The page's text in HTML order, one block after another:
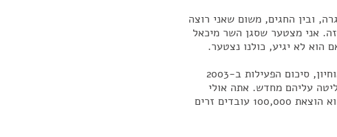
ובין החגים, משום שאני רוצה
אני מצטער שסגן השר מיכאל
הוא לא יגיע, כולנו נצטער.
אני מציע שאנחנו נתחיל את הדיון בדיווח של ניצב אוחיון, סיכום הפעילות ב-2003
כבר החליטה עליהם מחדש. אתה אולי
תכניס אותנו לתמונה. אני מבין שהיעד לשנת 2004 הוא הוצאת 100,000 עובדים זרים